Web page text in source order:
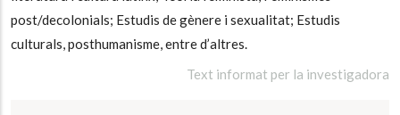
post/decolonials; Estudis de gènere i sexualitat; Estudis
culturals, posthumanisme, entre d’altres.
Text informat per la investigadora